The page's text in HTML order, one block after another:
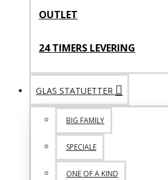
OUTLET
24 TIMERS LEVERING
GLAS STATUETTER
BIG FAMILY
SPECIALE
ONE OF A KIND